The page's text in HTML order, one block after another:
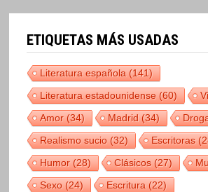
ETIQUETAS MÁS USADAS
Literatura española(141)
Literatura estadounidense(60)
Amor(34) Madrid(34)
Realismo sucio(32) Escritoras
Humor(28) Clásicos(27)
Sexo(24) Escritura(22)